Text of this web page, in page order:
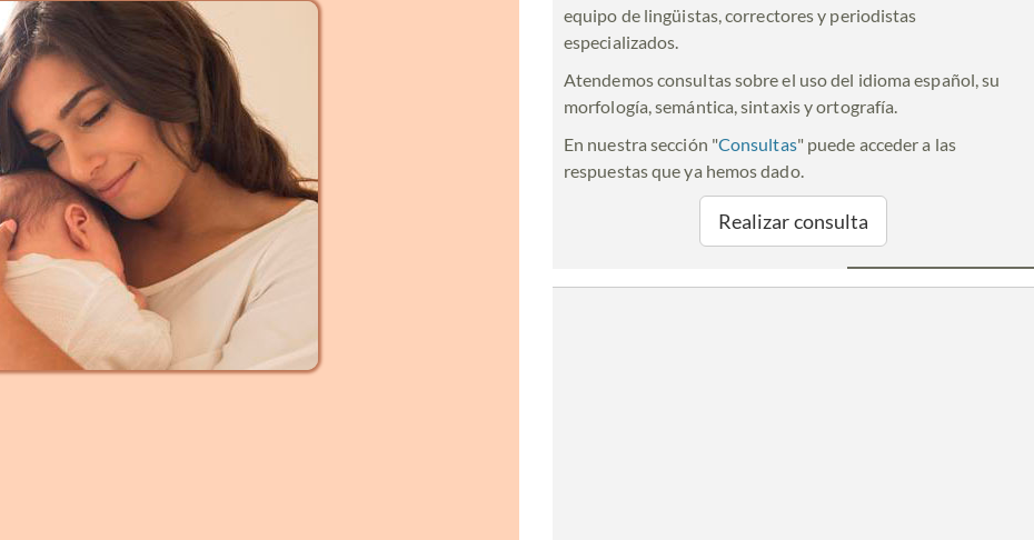
equipo de lingüistas, correctores y periodistas
especializados.
Atendemos consultas sobre el uso del idioma español, su
morfología, semántica, sintaxis y ortografía.
En nuestra sección "Consultas" puede acceder a las
respuestas que ya hemos dado.
Realizar consulta